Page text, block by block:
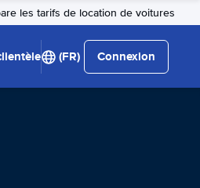
les tarifs de location de voitures
(FR) Connexion